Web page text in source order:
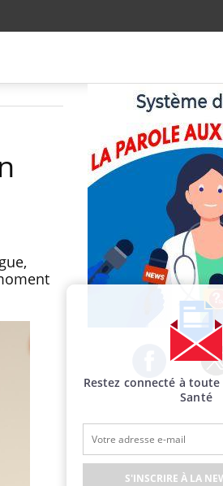
Facebook
Restez connecté à toute
Santé
S'INSCRIRE À LA